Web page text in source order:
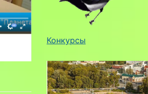
Конкурсы